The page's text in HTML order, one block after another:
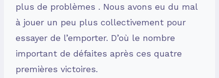
plus de problèmes . Nous avons eu du mal
à jouer un peu plus collectivement pour
essayer de l’emporter. D’où le nombre
important de défaites après ces quatre
premières victoires.